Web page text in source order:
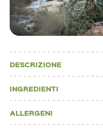
DESCRIZIONE
INGREDIENTI
ALLERGENI